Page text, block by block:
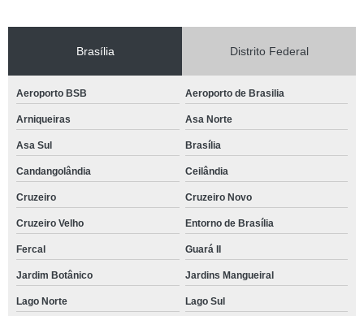
Brasília Distrito Federal
Aeroporto BSB Aeroporto de Brasilia
Arniqueiras Asa Norte
Asa Sul Brasília
Candangolândia Ceilândia
Cruzeiro Cruzeiro Novo
Cruzeiro Velho Entorno de Brasília
Fercal Guará II
Jardim Botânico Jardins Mangueiral
Lago Norte Lago Sul